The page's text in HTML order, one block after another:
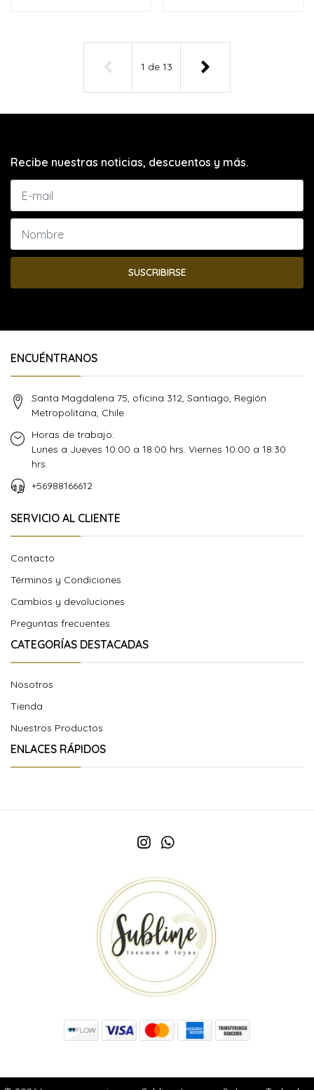
1 de 13
Recibe nuestras noticias, descuentos y más.
SUSCRIBIRSE
ENCUÉNTRANOS
Santa Magdalena 75, oficina 312, Santiago, Región
Metropolitana, Chile
Horas de trabajo:
Lunes a Jueves 10:00 a 18:00 hrs. Viernes 10:00 a 18:30
hrs.
+56988166612
SERVICIO AL CLIENTE
Contacto
Términos y Condiciones
Cambios y devoluciones
Preguntas frecuentes
CATEGORÍAS DESTACADAS
Nosotros
Tienda
Nuestros Productos
ENLACES RÁPIDOS